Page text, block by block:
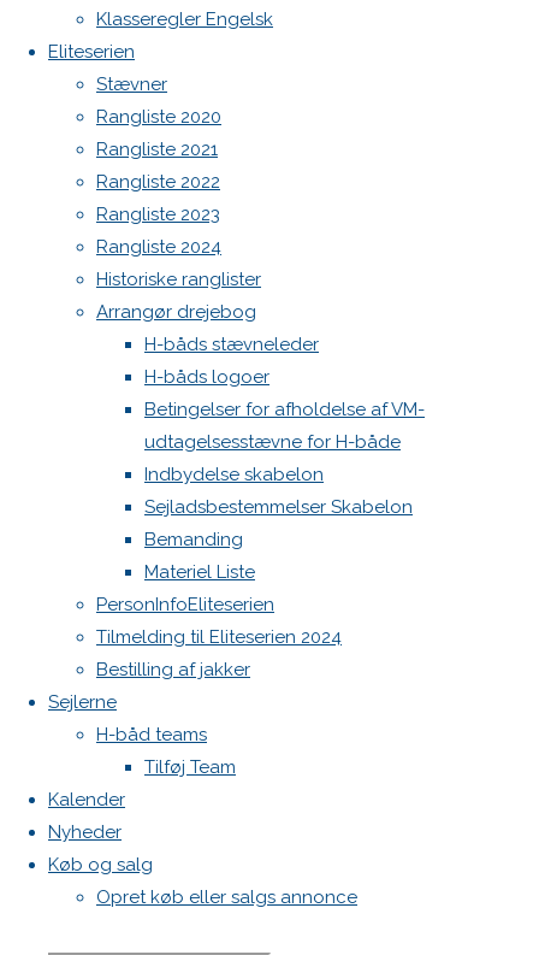
Klasseregler Engelsk
Eliteserien
Stævner
Rangliste 2020
Rangliste 2021
Rangliste 2022
Rangliste 2023
Rangliste 2024
Historiske ranglister
Arrangør drejebog
H-båds stævneleder
H-båds logoer
Betingelser for afholdelse af VM-
udtagelsesstævne for H-både
Indbydelse skabelon
Sejladsbestemmelser Skabelon
Bemanding
Materiel Liste
PersonInfoEliteserien
Tilmelding til Eliteserien 2024
Bestilling af jakker
Sejlerne
H-båd teams
Tilføj Team
Kalender
Nyheder
Køb og salg
Opret køb eller salgs annonce
Previous
image
Next
image
Skriv
et
svar
Din e-
mailadresse
vil ikke
blive
publiceret.
Krævede
felter er
markeret
med*
Comment
WordPress.org